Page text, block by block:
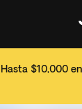
Hasta $10,000